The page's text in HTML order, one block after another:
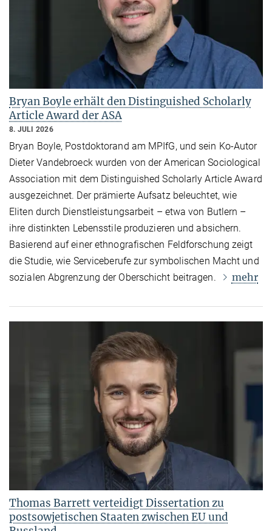
Bryan Boyle erhält den Distinguished Scholarly
Article Award der ASA
8. JULI 2026
Bryan Boyle, Postdoktorand am MPIfG, und sein Ko-Autor
Dieter Vandebroeck wurden von der American Sociological
Association mit dem Distinguished Scholarly Article Award
ausgezeichnet. Der prämierte Aufsatz beleuchtet, wie
Eliten durch Dienstleistungsarbeit – etwa von Butlern –
ihre distinkten Lebensstile produzieren und absichern.
Basierend auf einer ethnografischen Feldforschung zeigt
die Studie, wie Serviceberufe zur symbolischen Macht und
sozialen Abgrenzung der Oberschicht beitragen.
mehr
Thomas Barrett verteidigt Dissertation zu
postsowjetischen Staaten zwischen EU und